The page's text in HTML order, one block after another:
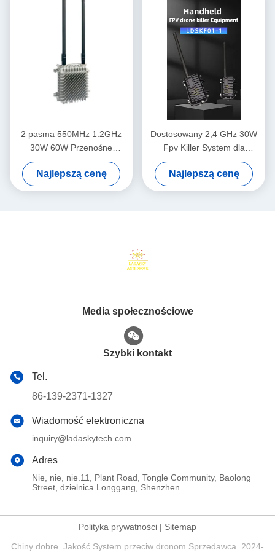
2 pasma 550MHz 1.2GHz
30W 60W Przenośne
urządzenia do zabijania
dronów do eksploatacji FPV
Najlepszą cenę
Dostosowany 2,4 GHz 30W
Fpv Killer System dla
personelu zewnętrznego i
dronów Fpv obrony
Najlepszą cenę
Media społecznościowe
Szybki kontakt
Tel.
86-139-2371-1327
Wiadomość elektroniczna
inquiry@ladaskytech.com
Adres
Nie, nie, nie.11, Plant Road, Tongle Community, Baolong
Street, dzielnica Longgang, Shenzhen
Polityka prywatności | Sitemap
Chiny dobre. Jakość System przeciw dronom Sprzedawca. 2024-